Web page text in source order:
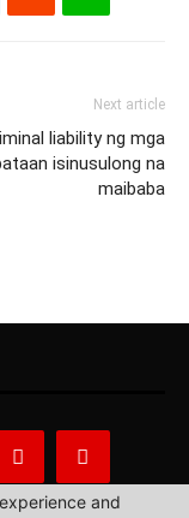
Next article
liability ng mga
isinusulong na
maibaba
and